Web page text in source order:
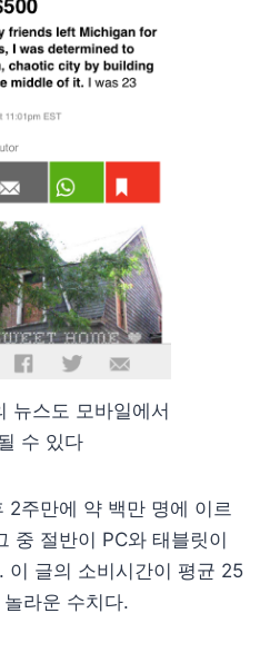
뉴스도 모바일에서
수 있다
2주만에 약 백만 명에 이르
중 절반이 PC와 태블릿이
이 글의 소비시간이 평균 25
라운 수치다.